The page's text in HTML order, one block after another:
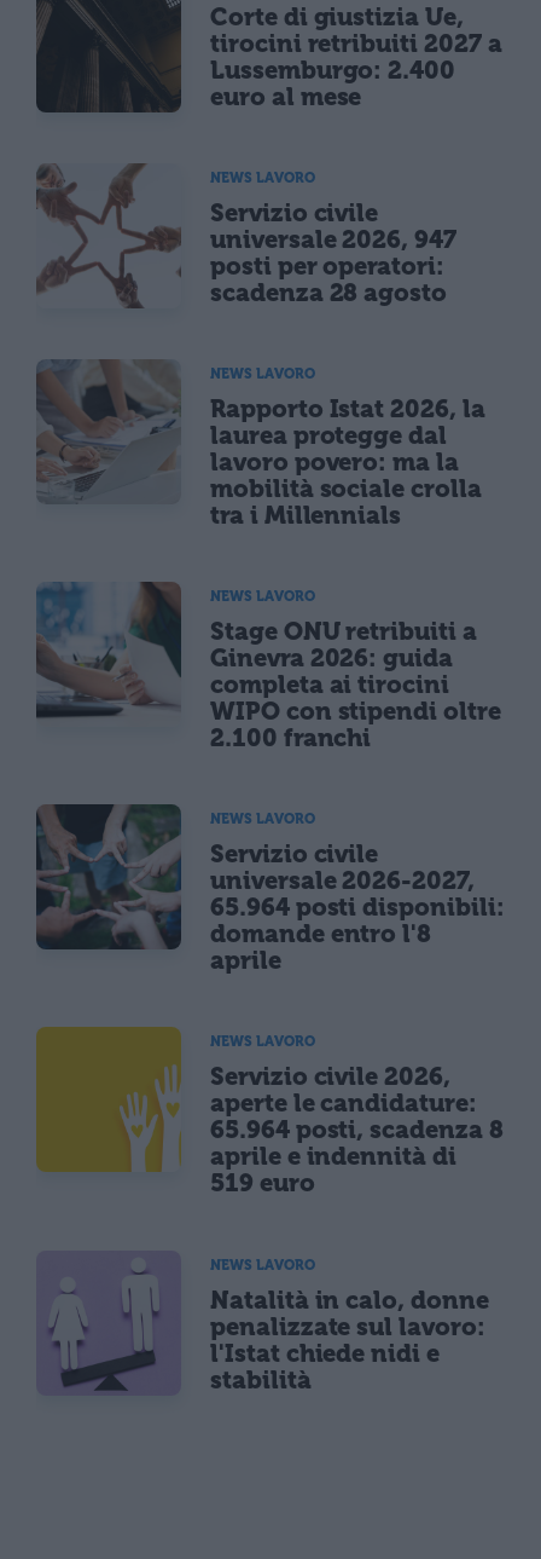
Corte di giustizia Ue,
tirocini retribuiti 2027 a
Lussemburgo: 2.400
euro al mese
NEWS LAVORO
Servizio civile
universale 2026, 947
posti per operatori:
scadenza 28 agosto
NEWS LAVORO
Rapporto Istat 2026, la
laurea protegge dal
lavoro povero: ma la
mobilità sociale crolla
tra i Millennials
NEWS LAVORO
Stage ONU retribuiti a
Ginevra 2026: guida
completa ai tirocini
WIPO con stipendi oltre
2.100 franchi
NEWS LAVORO
Servizio civile
universale 2026-2027,
65.964 posti disponibili:
domande entro l'8
aprile
NEWS LAVORO
Servizio civile 2026,
aperte le candidature:
65.964 posti, scadenza 8
aprile e indennità di
519 euro
NEWS LAVORO
Natalità in calo, donne
penalizzate sul lavoro:
l'Istat chiede nidi e
stabilità